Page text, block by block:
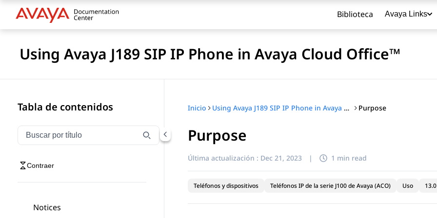
Biblioteca Avaya Links
Using Avaya J189 SIP IP Phone in Avaya Cloud Office™
Tabla de contenidos
Filtrar navegación por título
Escriba para filtrar los elementos de navegación por título
Contraer
Notices
Inicio Using Avaya J189 SIP IP Phone in Avaya Cloud Office™ Purpose
Purpose
Última actualización : Dec 21, 2023 | 1 min read
Teléfonos y dispositivos Teléfonos IP de la serie J100 de Avaya (ACO) Uso 13.0